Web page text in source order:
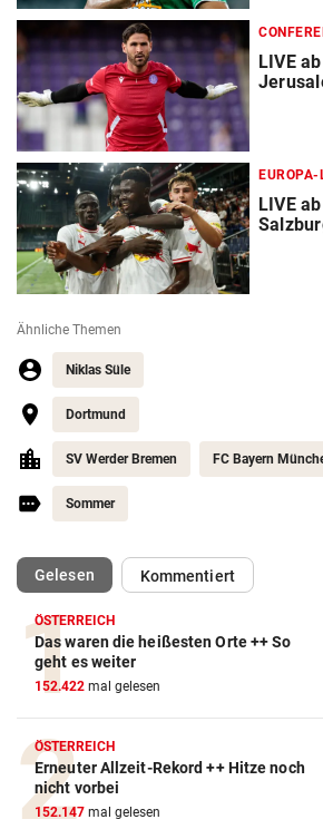
LIVE
LIVE
Ähnliche Themen
Niklas Süle
Dortmund
SV Werder Bremen FC Bayern
Sommer
Gelesen(ausgewählt)Kommentiert
ÖSTERREICH
Das waren die heißesten Orte ++ So
geht es weiter
152.422 mal gelesen
ÖSTERREICH
Erneuter Allzeit-Rekord ++ Hitze noch
nicht vorbei
152.147 mal gelesen
Action-Cam Vergleich
Crosstrainer Vergleich
ZUM VERGLEICH
E-Bike Vergleich